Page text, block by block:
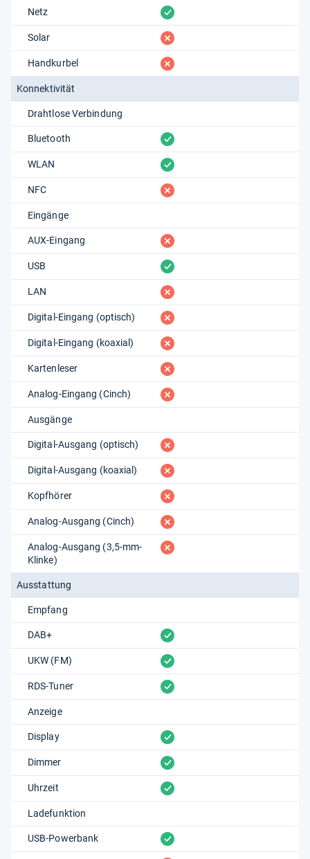
Netz vorhanden
Solar fehlt
Handkurbel fehlt
Konnektivität
Drahtlose Verbindung
Bluetooth vorhanden
WLAN vorhanden
NFC fehlt
Eingänge
AUX-Eingang fehlt
USB vorhanden
LAN fehlt
Digital-Eingang (optisch) fehlt
Digital-Eingang (koaxial) fehlt
Kartenleser fehlt
Analog-Eingang (Cinch) fehlt
Ausgänge
Digital-Ausgang (optisch) fehlt
Digital-Ausgang (koaxial) fehlt
Kopfhörer fehlt
Analog-Ausgang (Cinch) fehlt
Analog-Ausgang (3,5-mm-
Klinke)
fehlt
Ausstattung
Empfang
DAB+ vorhanden
UKW (FM) vorhanden
RDS-Tuner vorhanden
Anzeige
Display vorhanden
Dimmer vorhanden
Uhrzeit vorhanden
Ladefunktion
USB-Powerbank vorhanden